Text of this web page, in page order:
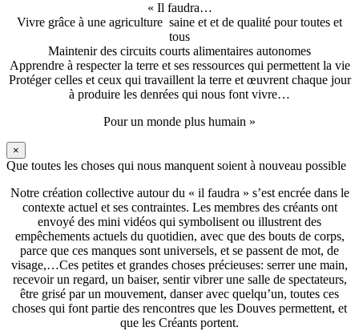
« Il faudra…
Vivre grâce à une agriculture saine et et de qualité pour toutes et
tous
Maintenir des circuits courts alimentaires autonomes
Apprendre à respecter la terre et ses ressources qui permettent la vie
Protéger celles et ceux qui travaillent la terre et œuvrent chaque jour
à produire les denrées qui nous font vivre…
Pour un monde plus humain »
×
Que toutes les choses qui nous manquent soient à nouveau possible
Notre création collective autour du « il faudra » s’est encrée dans le
contexte actuel et ses contraintes. Les membres des créants ont
envoyé des mini vidéos qui symbolisent ou illustrent des
empêchements actuels du quotidien, avec que des bouts de corps,
parce que ces manques sont universels, et se passent de mot, de
visage,…Ces petites et grandes choses précieuses: serrer une main,
recevoir un regard, un baiser, sentir vibrer une salle de spectateurs,
être grisé par un mouvement, danser avec quelqu’un, toutes ces
choses qui font partie des rencontres que les Douves permettent, et
que les Créants portent.